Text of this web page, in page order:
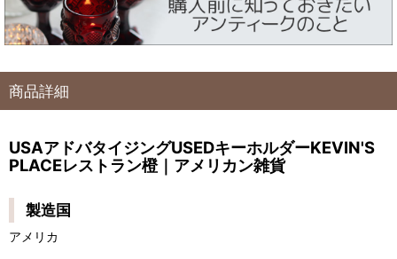
商品詳細
USAアドバタイジングUSEDキーホルダーKEVIN'S
PLACEレストラン橙｜アメリカン雑貨
製造国
アメリカ